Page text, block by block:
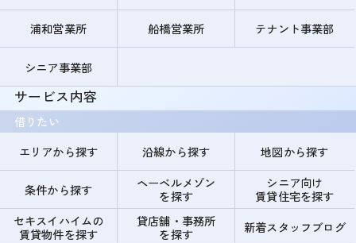
浦和営業所 船橋営業所 テナント事業部
シニア事業部
サービス内容
借りたい
エリアから探す
沿線から探す 地図から探す
条件から探す
ヘーベルメゾン
を探す
シニア向け
賃貸住宅を探す
セキスイハイムの
賃貸物件を探す
貸店舗・事務所
を探す
新着スタッフブログ